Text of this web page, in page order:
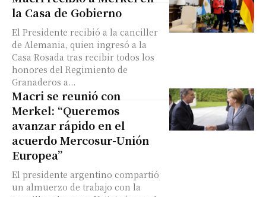
la Casa de Gobierno
El Presidente recibió a la canciller
de Alemania, quien ingresó a la
Casa Rosada tras recibir todos los
honores del Regimiento de
Granaderos a...
Macri se reunió con
Merkel: “Queremos
avanzar rápido en el
acuerdo Mercosur-Unión
Europea”
El presidente argentino compartió
un almuerzo de trabajo con la